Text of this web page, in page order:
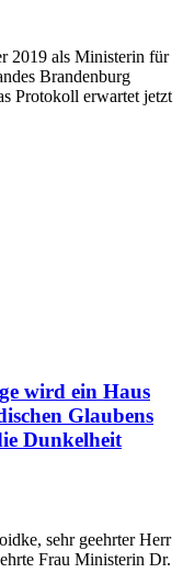
2019 als Ministerin für
Brandenburg
Protokoll erwartet jetzt
wird ein Haus
Glaubens
Dunkelheit
sehr geehrter Herr
Frau Ministerin Dr.